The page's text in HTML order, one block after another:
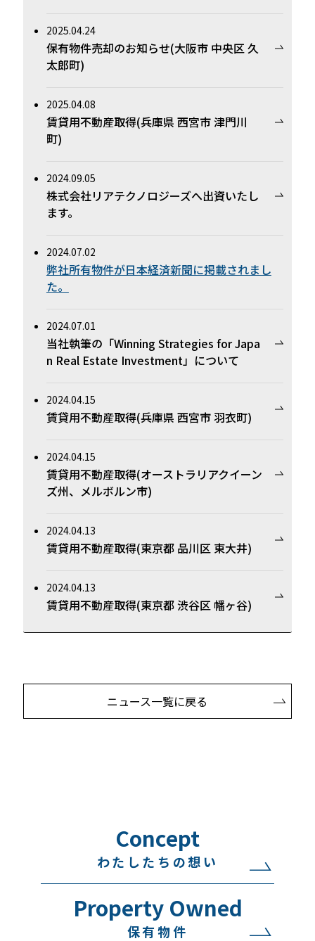
2025.04.24
保有物件売却のお知らせ(大阪市 中央区 久
太郎町)
2025.04.08
賃貸用不動産取得(兵庫県 西宮市 津門川
町)
2024.09.05
株式会社リアテクノロジーズへ出資いたし
ます。
2024.07.02
弊社所有物件が日本経済新聞に掲載されまし
た。
2024.07.01
当社執筆の「Winning Strategies for Japa
n Real Estate Investment」について
2024.04.15
賃貸用不動産取得(兵庫県 西宮市 羽衣町)
2024.04.15
賃貸用不動産取得(オーストラリアクイーン
ズ州、メルボルン市)
2024.04.13
賃貸用不動産取得(東京都 品川区 東大井)
2024.04.13
賃貸用不動産取得(東京都 渋谷区 幡ヶ谷)
ニュース一覧に戻る
Concept
わたしたちの想い
Property Owned
保有物件